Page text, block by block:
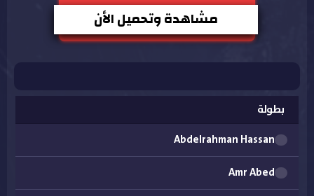
مشاهدة وتحميل الأن
بطولة
Abdelrahman Hassan
Amr Abed